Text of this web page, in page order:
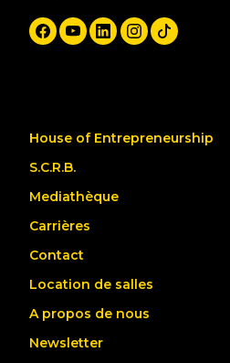
House of Entrepreneurship
S.C.R.B.
Mediathèque
Carrières
Contact
Location de salles
A propos de nous
Newsletter